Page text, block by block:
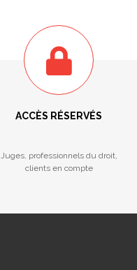
ACCÈS RÉSERVÉS
Juges, professionnels du droit,
clients en compte